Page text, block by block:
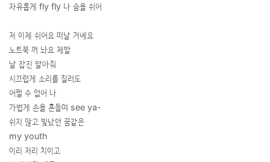
자유롭게 fly fly 나 숨을 쉬어
저 이제 쉬어요 떠날 거에요
노트북 꺼 놔요 제발
날 잡진 말아줘
시끄럽게 소리를 질러도
어쩔 수 없어 나
가볍게 손을 흔들며 see ya-
쉬지 않고 빛났던 꿈같은
my youth
이리 저리 치이고